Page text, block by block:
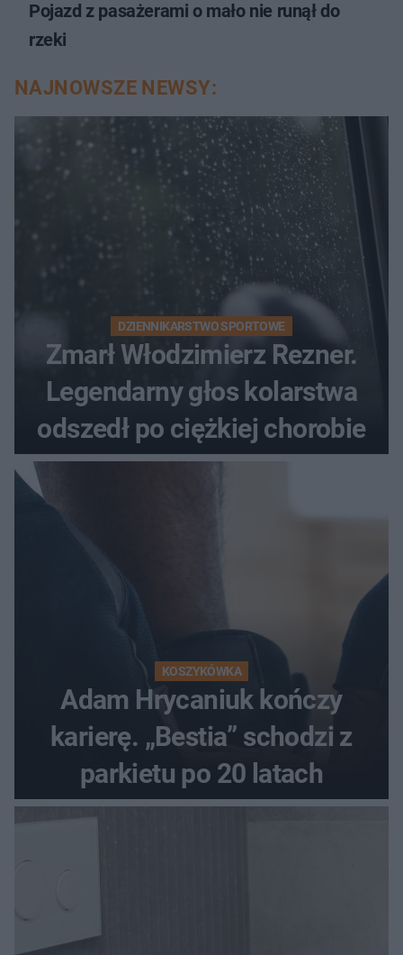
Pojazd z pasażerami o mało nie runął do
rzeki
NAJNOWSZE NEWSY:
DZIENNIKARSTWO SPORTOWE
Zmarł Włodzimierz Rezner.
Legendarny głos kolarstwa
odszedł po ciężkiej chorobie
KOSZYKÓWKA
Adam Hrycaniuk kończy
karierę. „Bestia” schodzi z
parkietu po 20 latach